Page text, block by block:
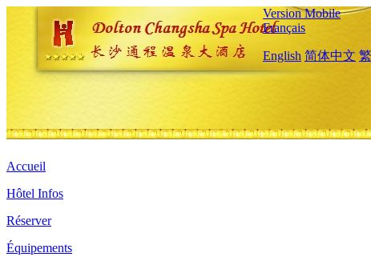
Version Mobile
Français
English 简体中文
Accueil
Hôtel Infos
Réserver
Équipements